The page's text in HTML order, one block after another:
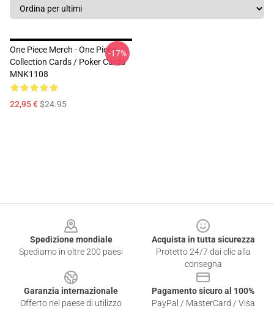
One Piece Merch - One Piece
Collection Cards / Poker Cards
MNK1108
22,95 €$24.95
-17%
Spedizione mondiale
Spediamo in oltre 200 paesi
Acquista in tutta sicurezza
Protetto 24/7 dai clic alla
consegna
Garanzia internazionale
Offerto nel paese di utilizzo
Pagamento sicuro al 100%
PayPal / MasterCard / Visa